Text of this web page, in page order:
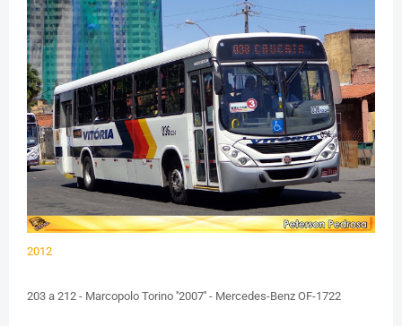
2012
203 a 212 - Marcopolo Torino ''2007'' - Mercedes-Benz OF-1722